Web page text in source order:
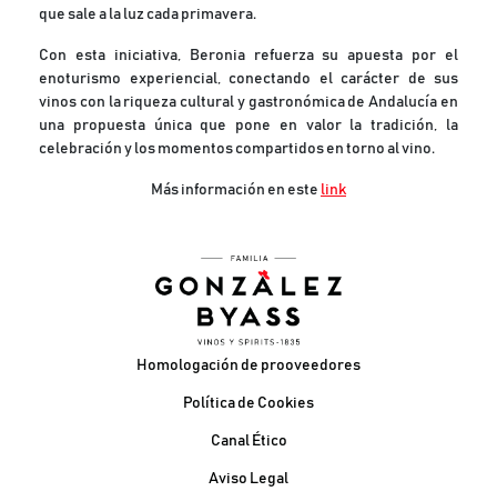
que sale a la luz cada primavera.
Con esta iniciativa, Beronia refuerza su apuesta por el
enoturismo experiencial, conectando el carácter de sus
vinos con la riqueza cultural y gastronómica de Andalucía en
una propuesta única que pone en valor la tradición, la
celebración y los momentos compartidos en torno al vino.
Más información en este link
Pie de páginaHomologación de prooveedores
Política de Cookies
Canal Ético
Aviso Legal